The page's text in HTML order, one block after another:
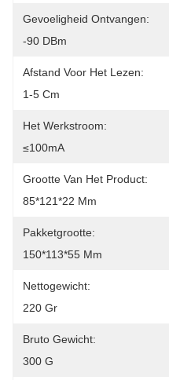
Gevoeligheid Ontvangen:
-90 DBm
Afstand Voor Het Lezen:
1-5 Cm
Het Werkstroom:
≤100mA
Grootte Van Het Product:
85*121*22 Mm
Pakketgrootte:
150*113*55 Mm
Nettogewicht:
220 Gr
Bruto Gewicht:
300 G